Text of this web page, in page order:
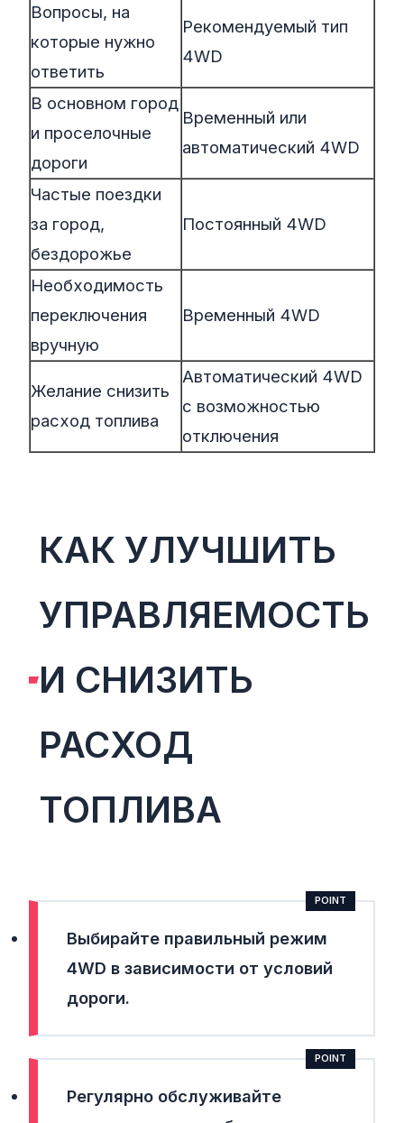
Вопросы, на
которые нужно
ответить
Рекомендуемый тип
4WD
В основном город
и проселочные
дороги
Временный или
автоматический 4WD
Частые поездки
за город,
бездорожье
Постоянный 4WD
Необходимость
переключения
вручную
Временный 4WD
Желание снизить
расход топлива
Автоматический 4WD
с возможностью
отключения
КАК УЛУЧШИТЬ
УПРАВЛЯЕМОСТЬ
И СНИЗИТЬ
РАСХОД
ТОПЛИВА
Выбирайте правильный режим
4WD в зависимости от условий
дороги.
Регулярно обслуживайте